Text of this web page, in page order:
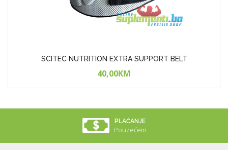
SCITEC NUTRITION EXTRA SUPPORT BELT
40,00KM
PLAĆANJE
Pouzećem